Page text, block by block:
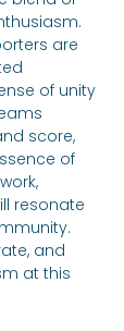
are
of unity
score,
of
resonate
and
at this